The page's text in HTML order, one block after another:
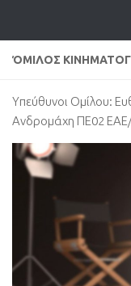
ΌΜΙΛΟΣ
Υπεύθυνοι Ομίλου:
Ανδρομάχη ΠΕ02 ΕΑΕ/